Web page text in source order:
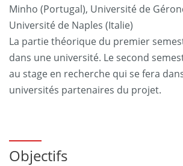
Minho (Portugal), Université de
Université de Naples (Italie)
La partie théorique du premier
dans une université. Le second
au stage en recherche qui se fera
universités partenaires du projet.
Objectifs